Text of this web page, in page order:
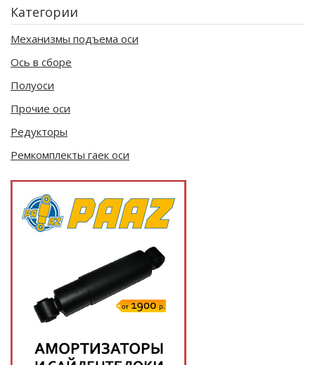
Категории
Механизмы подъема оси
Ось в сборе
Полуоси
Прочие оси
Редукторы
Ремкомплекты гаек оси